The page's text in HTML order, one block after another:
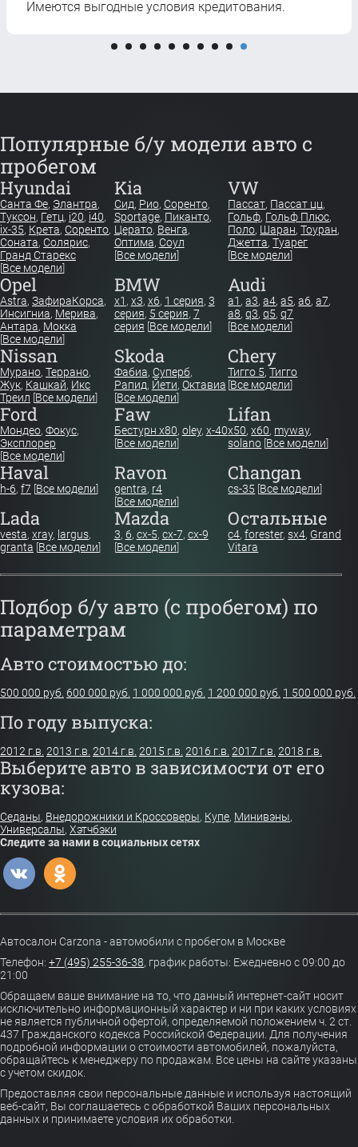
Имеются выгодные условия кредитования.
Популярные б/у модели авто с
пробегом
Hyundai
Санта Фе, Элантра,
Туксон, Гетц, i20, i40,
ix-35, Крета, Соренто,
Соната, Солярис,
Гранд Старекс
[Все модели]
Kia
Сид, Рио, Соренто,
Sportage, Пиканто,
Церато, Венга,
Оптима, Соул
[Все модели]
VW
Пассат, Пассат цц,
Гольф, Гольф Плюс,
Поло, Шаран,Тоуран,
Джетта,Туарег
[Все модели]
Opel
Astra, ЗафираКорса,
Инсигниа, Мерива,
Антара, Мокка
[Все модели]
BMW
x1 , x3, x6, 1 серия, 3
серия, 5 серия, 7
серия [Все модели]
Audi
a1 ,a3,a4,a5,a6,a7,
a8,q3,q5,q7
[Все модели]
Nissan
Мурано, Террано,
Жук, Кашкай, Икс
Треил [Все модели]
Skoda
Фабиа, Суперб,
Рапид, Йети, Октавиа
[Все модели]
Chery
Тигго 5,Тигго
[Все модели]
Ford
Мондео, Фокус,
Эксплорер
[Все модели]
Faw
Бестурн х80, oley, x-40
[Все модели]
Lifan
x50,x60, myway,
solano [Все модели]
Haval
h-6, f7 [Все модели]
Ravon
gentra, r4
[Все модели]
Changan
cs-35 [Все модели]
Lada
vesta, xray, largus,
granta [Все модели]
Mazda
3, 6, cx-5, cx-7, cx-9
[Все модели]
Остальные
c4,forester,sx4, Grand
Vitara
Подбор б/у авто (с пробегом) по
параметрам
Авто стоимостью до:
500 000 руб. 600 000 руб. 1 000 000 руб. 1 200 000 руб. 1 500 000 руб.
По году выпуска:
2012 г.в. 2013 г.в. 2014 г.в. 2015 г.в. 2016 г.в. 2017 г.в. 2018 г.в.
Выберите авто в зависимости от его
кузова:
Седаны, Внедорожники и Кроссоверы, Купе, Минивэны,
Универсалы, Хэтчбэки
Следите за нами в социальных сетях
Автосалон Carzona - автомобили с пробегом в Москве
Телефон: +7 (495) 255-36-38, график работы: Ежедневно с 09:00 до
21:00
Обращаем ваше внимание на то, что данный интернет-сайт носит
исключительно информационный характер и ни при каких условиях
не является публичной офертой, определяемой положением ч. 2 ст.
437 Гражданского кодекса Российской Федерации. Для получения
подробной информации о стоимости автомобилей, пожалуйста,
обращайтесь к менеджеру по продажам. Все цены на сайте указаны
с учетом скидок.
Предоставляя свои персональные данные и используя настоящий
веб-сайт, Вы соглашаетесь с обработкой Ваших персональных
данных и принимаете условия их обработки.